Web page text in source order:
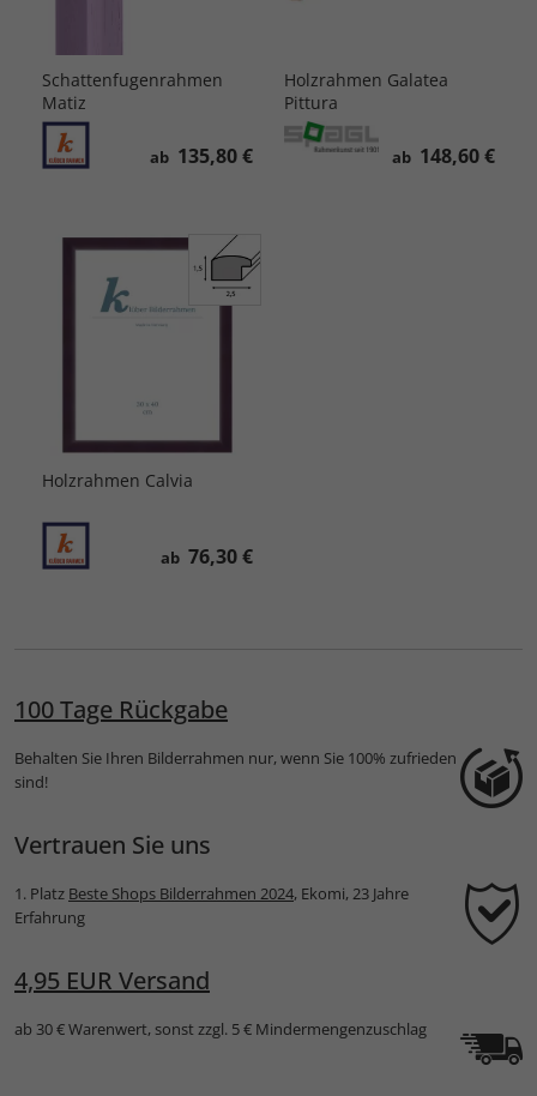
Schattenfugenrahmen
Matiz
ab 135,80 €
Holzrahmen Galatea
Pittura
ab 148,60 €
Holzrahmen Calvia
ab 76,30 €
100 Tage Rückgabe
Behalten Sie Ihren Bilderrahmen nur, wenn Sie 100% zufrieden
sind!
Vertrauen Sie uns
1. Platz Beste Shops Bilderrahmen 2024, Ekomi, 23 Jahre
Erfahrung
4,95 EUR Versand
ab 30 € Warenwert, sonst zzgl. 5 € Mindermengenzuschlag